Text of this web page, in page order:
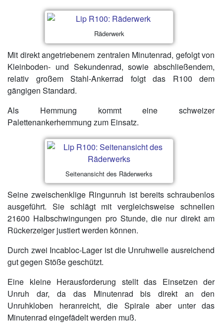
Räderwerk
Mit direkt angetriebenem zentralen Minutenrad, gefolgt von
Kleinboden- und Sekundenrad, sowie abschließendem,
relativ großem Stahl-Ankerrad folgt das R100 dem
gängigen Standard.
Als Hemmung kommt eine schweizer
Palettenankerhemmung zum Einsatz.
Seitenansicht des Räderwerks
Seine zweischenklige Ringunruh ist bereits schraubenlos
ausgeführt. Sie schlägt mit vergleichsweise schnellen
21600 Halbschwingungen pro Stunde, die nur direkt am
Rückerzeiger justiert werden können.
Durch zwei Incabloc-Lager ist die Unruhwelle ausreichend
gut gegen Stöße geschützt.
Eine kleine Herausforderung stellt das Einsetzen der
Unruh dar, da das Minutenrad bis direkt an den
Unruhkloben heranreicht, die Spirale aber unter das
Minutenrad eingefädelt werden muß.